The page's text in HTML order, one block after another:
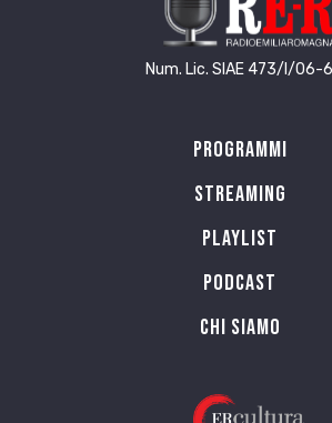
Num. Lic. SIAE 473/I/06-
Programmi
Streaming
Playlist
PODCAST
Chi siamo